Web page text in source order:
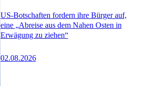
US-Botschaften fordern ihre Bürger auf,
eine „Abreise aus dem Nahen Osten in
Erwägung zu ziehen“
02.08.2026